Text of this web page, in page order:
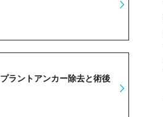
ラントアンカー除去と術後